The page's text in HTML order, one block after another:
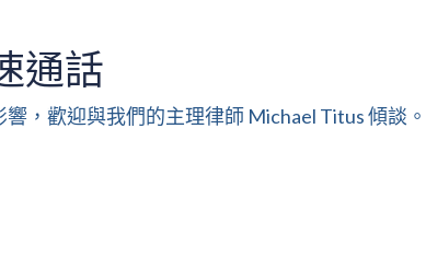
通話
，歡迎與我們的主理律師 Michael Titus 傾談